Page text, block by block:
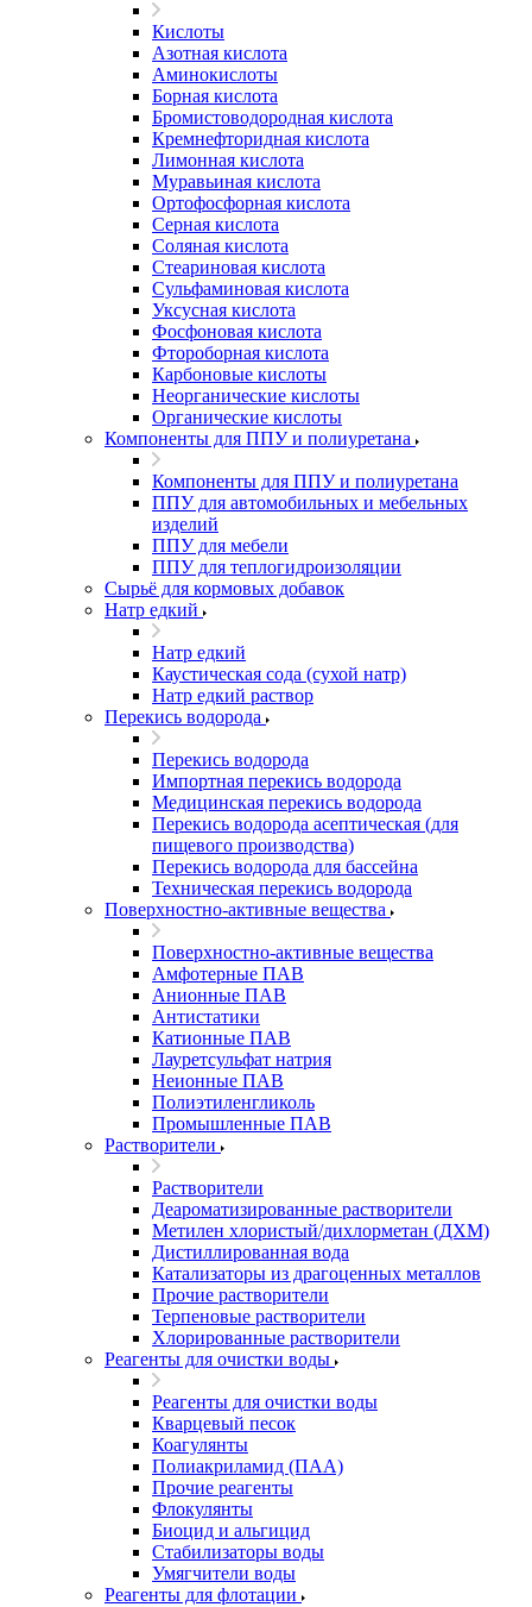
Кислоты
Азотная кислота
Аминокислоты
Борная кислота
Бромистоводородная кислота
Кремнефторидная кислота
Лимонная кислота
Муравьиная кислота
Ортофосфорная кислота
Серная кислота
Соляная кислота
Стеариновая кислота
Сульфаминовая кислота
Уксусная кислота
Фосфоновая кислота
Фтороборная кислота
Карбоновые кислоты
Неорганические кислоты
Органические кислоты
Компоненты для ППУ и полиуретана
Компоненты для ППУ и полиуретана
ППУ для автомобильных и мебельных
изделий
ППУ для мебели
ППУ для теплогидроизоляции
Сырьё для кормовых добавок
Натр едкий
Натр едкий
Каустическая сода (сухой натр)
Натр едкий раствор
Перекись водорода
Перекись водорода
Импортная перекись водорода
Медицинская перекись водорода
Перекись водорода асептическая (для
пищевого производства)
Перекись водорода для бассейна
Техническая перекись водорода
Поверхностно-активные вещества
Поверхностно-активные вещества
Амфотерные ПАВ
Анионные ПАВ
Антистатики
Катионные ПАВ
Лауретсульфат натрия
Неионные ПАВ
Полиэтиленгликоль
Промышленные ПАВ
Растворители
Растворители
Деароматизированные растворители
Метилен хлористый/дихлорметан (ДХМ)
Дистиллированная вода
Катализаторы из драгоценных металлов
Прочие растворители
Терпеновые растворители
Хлорированные растворители
Реагенты для очистки воды
Реагенты для очистки воды
Кварцевый песок
Коагулянты
Полиакриламид (ПАА)
Прочие реагенты
Флокулянты
Биоцид и альгицид
Стабилизаторы воды
Умягчители воды
Реагенты для флотации